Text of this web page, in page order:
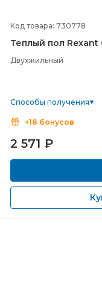
Код товара: 730778
Теплый пол Rexant
Двухжильный
Способы получения
+18 бонусов
2 571 ₽